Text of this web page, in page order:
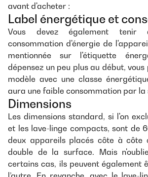
avant d'acheter :
Label énergétique et
Vous devez également
consommation d'énergie de
mentionnée sur l'étiquette
dépensez un peu plus au début,
modèle avec une classe
aura une faible consommation par la
Dimensions
Les dimensions standard, si l'on
et les lave-linge compacts, sont de
deux appareils placés côte à côte
double de la surface. Mais
certains cas, ils peuvent également